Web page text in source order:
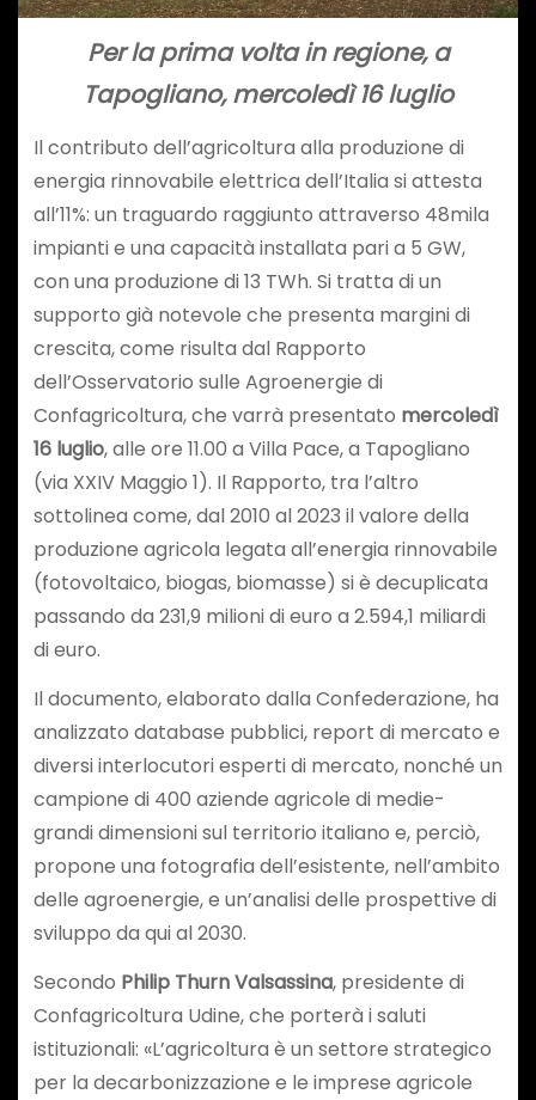
Per la prima volta in regione, a
Tapogliano, mercoledì 16 luglio
Il contributo dell’agricoltura alla produzione di
energia rinnovabile elettrica dell’Italia si attesta
all’11%: un traguardo raggiunto attraverso 48mila
impianti e una capacità installata pari a 5 GW,
con una produzione di 13 TWh. Si tratta di un
supporto già notevole che presenta margini di
crescita, come risulta dal Rapporto
dell’Osservatorio sulle Agroenergie di
Confagricoltura, che varrà presentato mercoledì
16 luglio, alle ore 11.00 a Villa Pace, a Tapogliano
(via XXIV Maggio 1). Il Rapporto, tra l’altro
sottolinea come, dal 2010 al 2023 il valore della
produzione agricola legata all’energia rinnovabile
(fotovoltaico, biogas, biomasse) si è decuplicata
passando da 231,9 milioni di euro a 2.594,1 miliardi
di euro.
Il documento, elaborato dalla Confederazione, ha
analizzato database pubblici, report di mercato e
diversi interlocutori esperti di mercato, nonché un
campione di 400 aziende agricole di medie-
grandi dimensioni sul territorio italiano e, perciò,
propone una fotografia dell’esistente, nell’ambito
delle agroenergie, e un’analisi delle prospettive di
sviluppo da qui al 2030.
Secondo Philip Thurn Valsassina, presidente di
Confagricoltura Udine, che porterà i saluti
istituzionali: «L’agricoltura è un settore strategico
per la decarbonizzazione e le imprese agricole